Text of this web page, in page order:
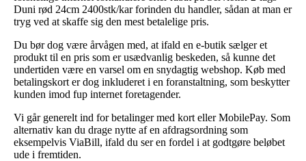
Duni rød 24cm 2400stk/kar forinden du handler, sådan at man er
tryg ved at skaffe sig den mest betalelige pris.
Du bør dog være årvågen med, at ifald en e-butik sælger et
produkt til en pris som er usædvanlig beskeden, så kunne det
undertiden være en varsel om en snydagtig webshop. Køb med
betalingskort er dog inkluderet i en foranstaltning, som beskytter
kunden imod fup internet foretagender.
Vi går generelt ind for betalinger med kort eller MobilePay. Som
alternativ kan du drage nytte af en afdragsordning som
eksempelvis ViaBill, ifald du ser en fordel i at godtgøre beløbet
ude i fremtiden.